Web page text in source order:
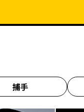
捕手